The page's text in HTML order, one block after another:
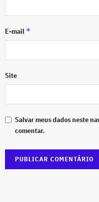
E-mail *
Site
Salvar meus dados neste
comentar.